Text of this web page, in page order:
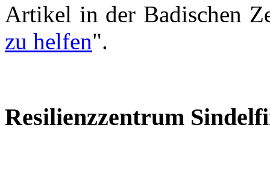
Artikel in der Badischen
zu helfen".
Resilienzzentrum